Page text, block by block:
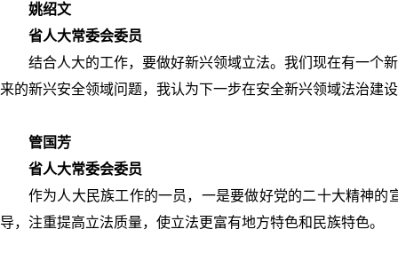
姚绍文
省人大常委会委员
结合人大的工作，要做好新兴领域立法。我们现在有一
来的新兴安全领域问题，我认为下一步在安全新兴领域法治建
管国芳
省人大常委会委员
作为人大民族工作的一员，一是要做好党的二十大精神
导，注重提高立法质量，使立法更富有地方特色和民族特色。